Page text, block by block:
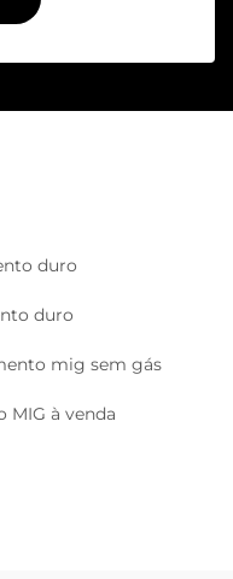
duro
duro
mig sem gás
MIG à venda